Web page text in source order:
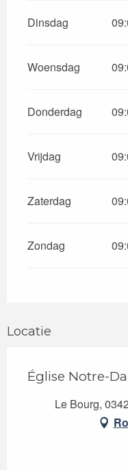
Dinsdag
Woensdag
Donderdag
Vrijdag
Zaterdag
Zondag
Locatie
Église Notre-
Le Bourg,